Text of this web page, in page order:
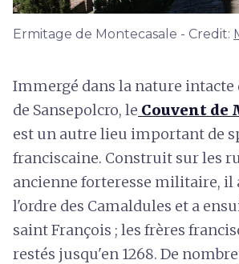
Ermitage de Montecasale - Credit:
Immergé dans la nature intacte
de Sansepolcro, le Couvent de
est un autre lieu important de
franciscaine. Construit sur les
ancienne forteresse militaire, il
l'ordre des Camaldules et a
saint François ; les frères
restés jusqu'en 1268. De